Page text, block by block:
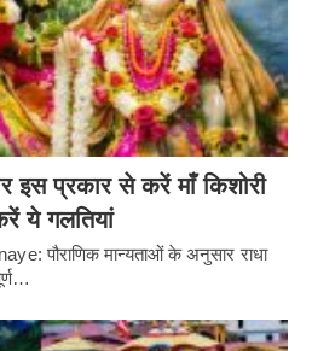
इस प्रकार से करें माँ किशोरी
ये गलतियां
पौराणिक मान्यताओं के अनुसार राधा